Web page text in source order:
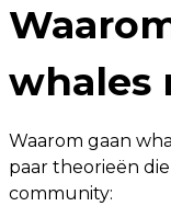
whales
Waarom gaan
paar theorieën
community: